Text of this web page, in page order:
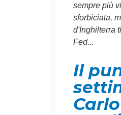
sempre più
sforbiciata,
d'Inghilterra
Fed...
Il